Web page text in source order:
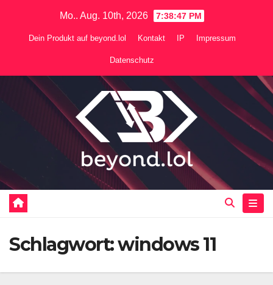
Mo.. Aug. 10th, 2026 7:38:47 PM
Dein Produkt auf beyond.lol Kontakt IP Impressum
Datenschutz
Schlagwort:windows 11